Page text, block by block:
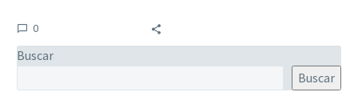
SistemasPaez.com,
ofrecemos una variedad de
gratuito para ayudarle…
0
Buscar
Buscar